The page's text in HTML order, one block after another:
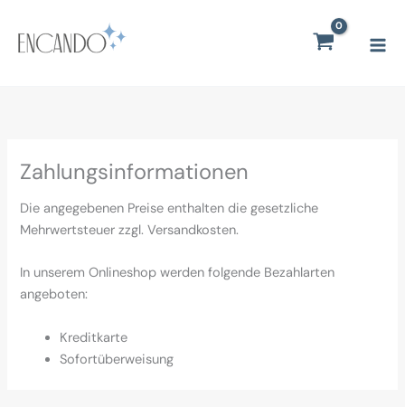
Inhalt
springen
Zahlungsinformationen
Die angegebenen Preise enthalten die gesetzliche
Mehrwertsteuer zzgl. Versandkosten.
In unserem Onlineshop werden folgende Bezahlarten
angeboten:
Kreditkarte
Sofortüberweisung